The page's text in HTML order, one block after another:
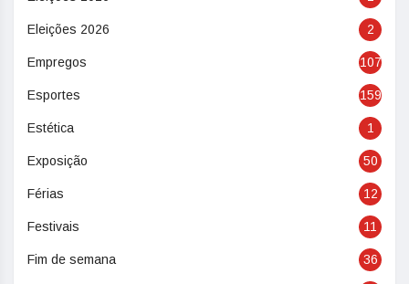
Eleições 2026 2
Empregos 107
Esportes 159
Estética 1
Exposição 50
Férias 12
Festivais 11
Fim de semana 36